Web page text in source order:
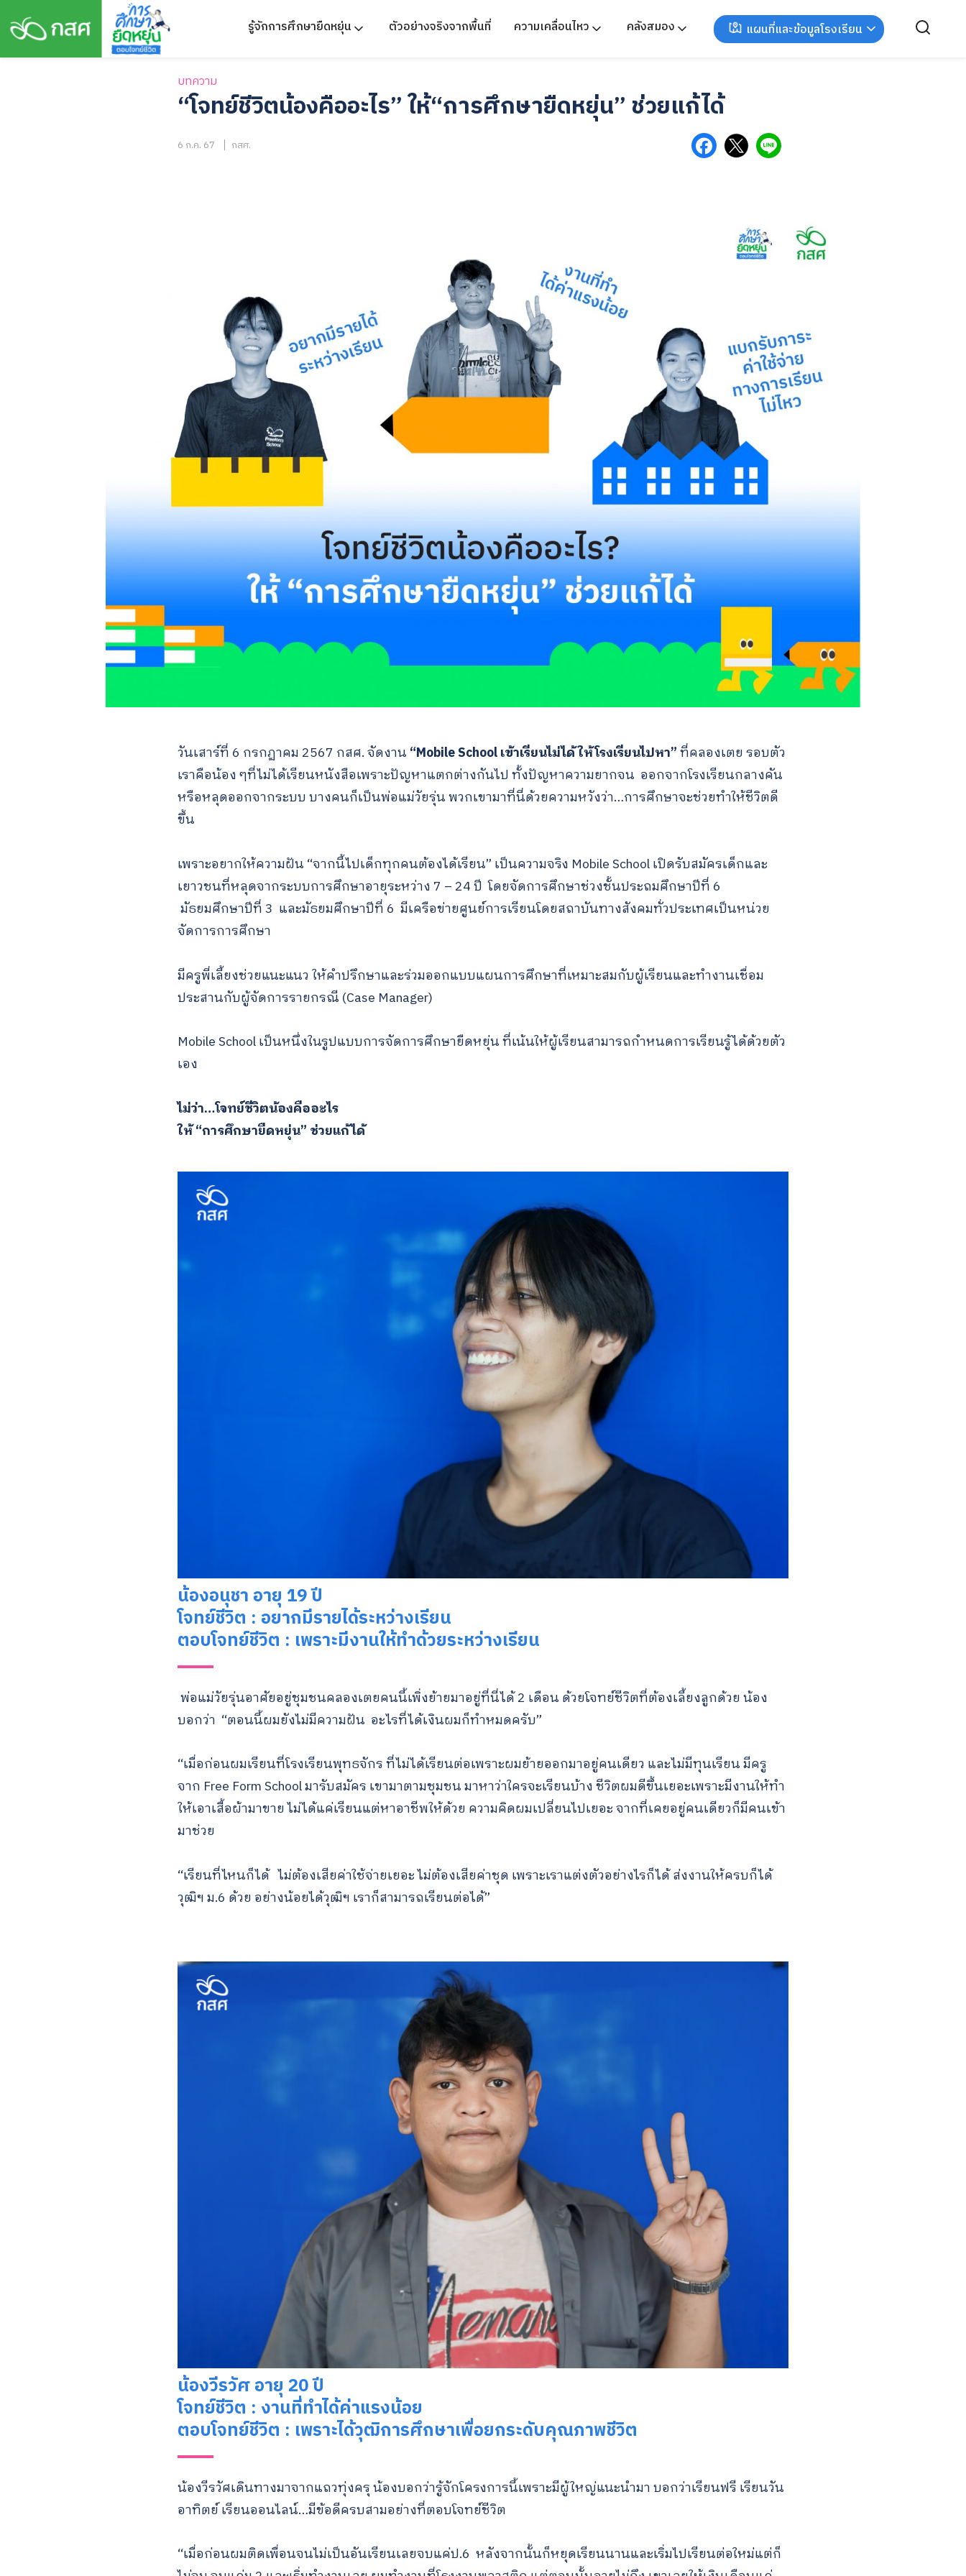
content
รู้จักการศึกษายืดหยุ่น ตัวอย่างจริงจากพื้นที่ ความเคลื่อนไหว คลังสมอง แผนที่และข้อมูลโรงเรียน
for:
บทความ
“โจทย์ชีวิตน้องคืออะไร” ให้“การศึกษายืดหยุ่น” ช่วยแก้ได้
6 ก.ค. 67 กสศ.
วันเสาร์ที่ 6 กรกฏาคม 2567 กสศ. จัดงาน “Mobile School เข้าเรียนไม่ได้ ให้โรงเรียนไปหา”ที่คลองเตย รอบตัว
เราคือน้อง ๆที่ไม่ได้เรียนหนังสือเพราะปัญหาแตกต่างกันไป ทั้งปัญหาความยากจน ออกจากโรงเรียนกลางคัน
หรือหลุดออกจากระบบ บางคนก็เป็นพ่อแม่วัยรุ่น พวกเขามาที่นี่ด้วยความหวังว่า…การศึกษาจะช่วยทำให้ชีวิตดี
ขึ้น
เพราะอยากให้ความฝัน “จากนี้ไปเด็กทุกคนต้องได้เรียน” เป็นความจริง Mobile School เปิดรับสมัครเด็กและ
เยาวชนที่หลุดจากระบบการศึกษาอายุระหว่าง 7 – 24 ปี โดยจัดการศึกษาช่วงชั้นประถมศึกษาปีที่ 6
มัธยมศึกษาปีที่ 3 และมัธยมศึกษาปีที่ 6 มีเครือข่ายศูนย์การเรียนโดยสถาบันทางสังคมทั่วประเทศเป็นหน่วย
จัดการการศึกษา
มีครูพี่เลี้ยงช่วยแนะแนว ให้คำปรึกษาและร่วมออกแบบแผนการศึกษาที่เหมาะสมกับผู้เรียนและทำงานเชื่อม
ประสานกับผู้จัดการรายกรณี (Case Manager)
Mobile School เป็นหนึ่งในรูปแบบการจัดการศึกษายืดหยุ่น ที่เน้นให้ผู้เรียนสามารถกำหนดการเรียนรู้ได้ด้วยตัว
เอง
ไม่ว่า…โจทย์ชีวิตน้องคืออะไร
ให้ “การศึกษายืดหยุ่น” ช่วยแก้ได้
น้องอนุชา อายุ 19 ปี
โจทย์ชีวิต : อยากมีรายได้ระหว่างเรียน
ตอบโจทย์ชีวิต : เพราะมีงานให้ทำด้วยระหว่างเรียน
พ่อแม่วัยรุ่นอาศัยอยู่ชุมชนคลองเตยคนนี้เพิ่งย้ายมาอยู่ที่นี่ได้ 2 เดือน ด้วยโจทย์ชีวิตที่ต้องเลี้ยงลูกด้วย น้อง
บอกว่า “ตอนนี้ผมยังไม่มีความฝัน อะไรที่ได้เงินผมก็ทำหมดครับ”
“เมื่อก่อนผมเรียนที่โรงเรียนพุทธจักร ที่ไม่ได้เรียนต่อเพราะผมย้ายออกมาอยู่คนเดียว และไม่มีทุนเรียน มีครู
จาก Free Form School มารับสมัคร เขามาตามชุมชน มาหาว่าใครจะเรียนบ้าง ชีวิตผมดีขึ้นเยอะเพราะมีงานให้ทำ
ให้เอาเสื้อผ้ามาขาย ไม่ได้แค่เรียนแต่หาอาชีพให้ด้วย ความคิดผมเปลี่ยนไปเยอะ จากที่เคยอยู่คนเดียวก็มีคนเข้า
มาช่วย
“เรียนที่ไหนก็ได้ ไม่ต้องเสียค่าใช้จ่ายเยอะ ไม่ต้องเสียค่าชุด เพราะเราแต่งตัวอย่างไรก็ได้ ส่งงานให้ครบก็ได้
วุฒิฯ ม.6 ด้วย อย่างน้อยได้วุฒิฯ เราก็สามารถเรียนต่อได้”
น้องวีรวัศ อายุ 20 ปี
โจทย์ชีวิต : งานที่ทำได้ค่าแรงน้อย
ตอบโจทย์ชีวิต : เพราะได้วุฒิการศึกษาเพื่อยกระดับคุณภาพชีวิต
น้องวีรวัศเดินทางมาจากแถวทุ่งครุ น้องบอกว่ารู้จักโครงการนี้เพราะมีผู้ใหญ่แนะนำมา บอกว่าเรียนฟรี เรียนวัน
อาทิตย์ เรียนออนไลน์…มีข้อดีครบสามอย่างที่ตอบโจทย์ชีวิต
“เมื่อก่อนผมติดเพื่อนจนไม่เป็นอันเรียนเลยจบแค่ป.6 หลังจากนั้นก็หยุดเรียนนานและเริ่มไปเรียนต่อใหม่แต่ก็